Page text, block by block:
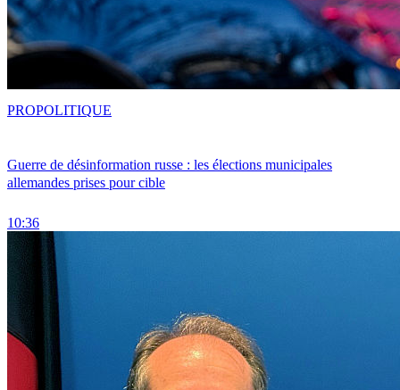
Guerre de désinformation russe : les élections municipales
allemandes prises pour cible
10:36
PROPOLITIQUE